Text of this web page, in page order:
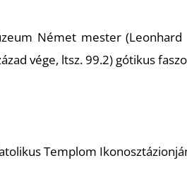
Német mester
vége, ltsz. 99.2) gótikus
Templom